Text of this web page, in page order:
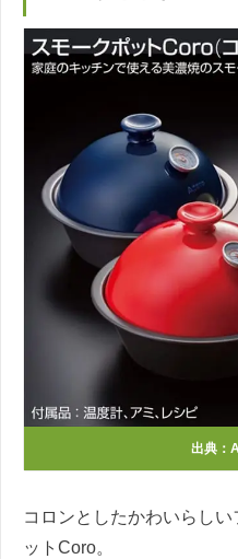
出典：
コロンとしたかわいらし
ットCoro。